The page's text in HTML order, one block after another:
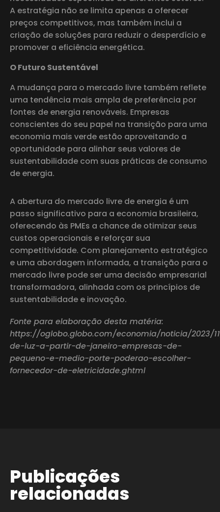
A estratégia não se limita apenas a oferecer
preços competitivos, mas também inclui a
criação de soluções para reduzir o desperdício e
promover a eficiência energética.
O Futuro Sustentável
A mudança para o mercado livre também reflete
uma tendência mais ampla de preferência por
fontes de energia renováveis. Empresas
conscientes do seu papel na transição para uma
economia mais verde estão aproveitando a
oportunidade para alinhar seus valores de
sustentabilidade com suas práticas de consumo
de energia.
A abertura do mercado livre de energia é um
passo significativo para a economia brasileira,
oferecendo às PMEs a chance de otimizar seus
custos operacionais e reforçar sua
competitividade. Com planejamento estratégico
e uma abordagem informada, a transição para o
mercado livre pode ser uma decisão empresarial
transformadora, alinhada com os princípios de
sustentabilidade e inovação.
Fonte para elaboração desta matéria:
https://oglobo.globo.com/economia/noticia/2023/
de-luz-a-partir-de-janeiro-empresas-de-
pequeno-e-medio-porte-poderao-escolher-
fornecedor-de-eletricidade.ghtml
Publicações
relacionadas